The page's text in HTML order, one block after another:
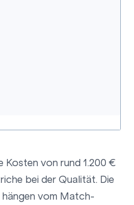
Kosten von rund 1.200 €
bei der Qualität. Die
vom Match-